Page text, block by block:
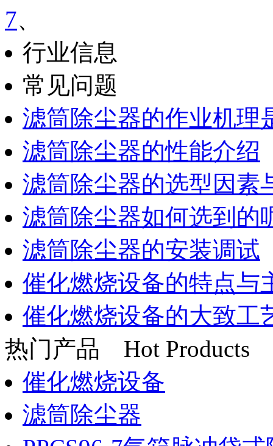
7、
行业信息
常见问题
滤筒除尘器的作业机理
滤筒除尘器的性能介绍
滤筒除尘器的选型因素
滤筒除尘器如何选到的
滤筒除尘器的安装调试
催化燃烧设备的特点与
催化燃烧设备的大致工
热门产品
Hot Products
催化燃烧设备
滤筒除尘器